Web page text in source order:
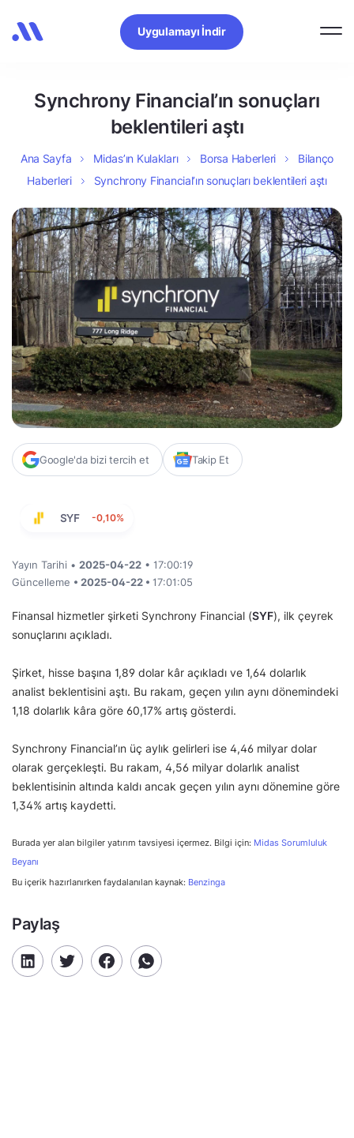
Uygulamayı İndir
Synchrony Financial’ın sonuçları
beklentileri aştı
Ana Sayfa Midas’ın Kulakları Borsa Haberleri
Bilanço
Haberleri
Synchrony Financial’ın sonuçları beklentileri aştı
Google'da bizi tercih et Takip Et
SYF -0,10%
Yayın Tarihi • 2025-04-22 • 17:00:19
Güncelleme • 2025-04-22 • 17:01:05
Finansal hizmetler şirketi Synchrony Financial (SYF), ilk çeyrek
sonuçlarını açıkladı.
Şirket, hisse başına 1,89 dolar kâr açıkladı ve 1,64 dolarlık
analist beklentisini aştı. Bu rakam, geçen yılın aynı dönemindeki
1,18 dolarlık kâra göre 60,17% artış gösterdi.
Synchrony Financial’ın üç aylık gelirleri ise 4,46 milyar dolar
olarak gerçekleşti. Bu rakam, 4,56 milyar dolarlık analist
beklentisinin altında kaldı ancak geçen yılın aynı dönemine göre
1,34% artış kaydetti.
Burada yer alan bilgiler yatırım tavsiyesi içermez. Bilgi için: Midas Sorumluluk
Beyanı
Bu içerik hazırlanırken faydalanılan kaynak: Benzinga
Paylaş